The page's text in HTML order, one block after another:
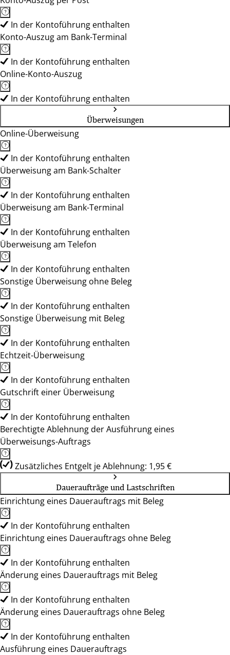
In der Kontoführung enthalten
Konto-Auszug am Bank-Terminal
In der Kontoführung enthalten
Online-Konto-Auszug
In der Kontoführung enthalten
Überweisungen
Online-Überweisung
In der Kontoführung enthalten
Überweisung am Bank-Schalter
In der Kontoführung enthalten
Überweisung am Bank-Terminal
In der Kontoführung enthalten
Überweisung am Telefon
In der Kontoführung enthalten
Sonstige Überweisung ohne Beleg
In der Kontoführung enthalten
Sonstige Überweisung mit Beleg
In der Kontoführung enthalten
Echtzeit-Überweisung
In der Kontoführung enthalten
Gutschrift einer Überweisung
In der Kontoführung enthalten
Berechtigte Ablehnung der Ausführung eines
Überweisungs-Auftrags
Zusätzliches Entgelt je Ablehnung: 1,95 €
Daueraufträge und Lastschriften
Einrichtung eines Dauerauftrags mit Beleg
In der Kontoführung enthalten
Einrichtung eines Dauerauftrags ohne Beleg
In der Kontoführung enthalten
Änderung eines Dauerauftrags mit Beleg
In der Kontoführung enthalten
Änderung eines Dauerauftrags ohne Beleg
In der Kontoführung enthalten
Ausführung eines Dauerauftrags